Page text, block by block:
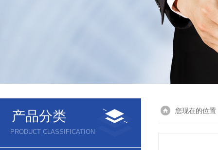
产品分类
PRODUCT CLASSIFICATION
您现在的位置